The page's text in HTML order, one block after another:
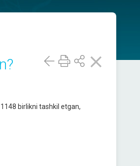
birlikni tashkil etgan,